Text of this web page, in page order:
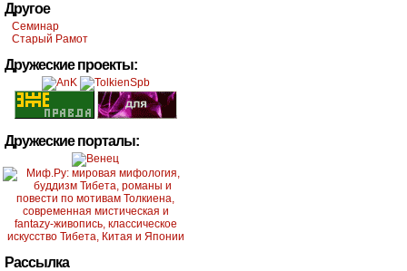
Другое
Семинар
Старый Рамот
Дружеские проекты:
Дружеские порталы:
Рассылка